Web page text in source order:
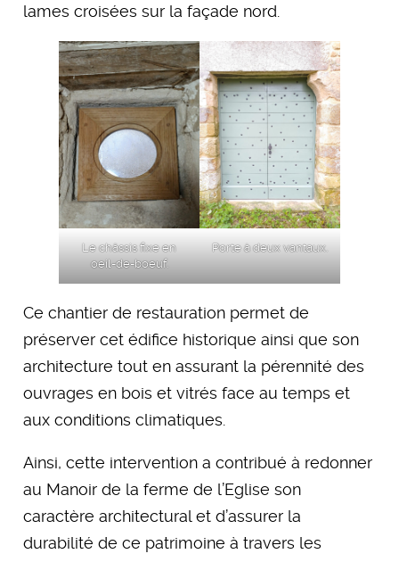
lames croisées sur la façade nord.
Le châssis fixe en
oeil-de-boeuf.
Porte à deux vantaux.
Ce chantier de restauration permet de
préserver cet édifice historique ainsi que son
architecture tout en assurant la pérennité des
ouvrages en bois et vitrés face au temps et
aux conditions climatiques.
Ainsi, cette intervention a contribué à redonner
au Manoir de la ferme de l’Eglise son
caractère architectural et d’assurer la
durabilité de ce patrimoine à travers les